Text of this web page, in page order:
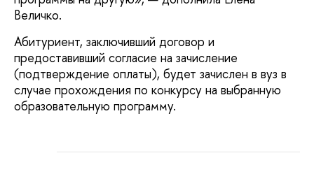
Величко.
Абитуриент, заключивший договор и
предоставивший согласие на зачисление
(подтверждение оплаты), будет зачислен в вуз в
случае прохождения по конкурсу на выбранную
образовательную программу.